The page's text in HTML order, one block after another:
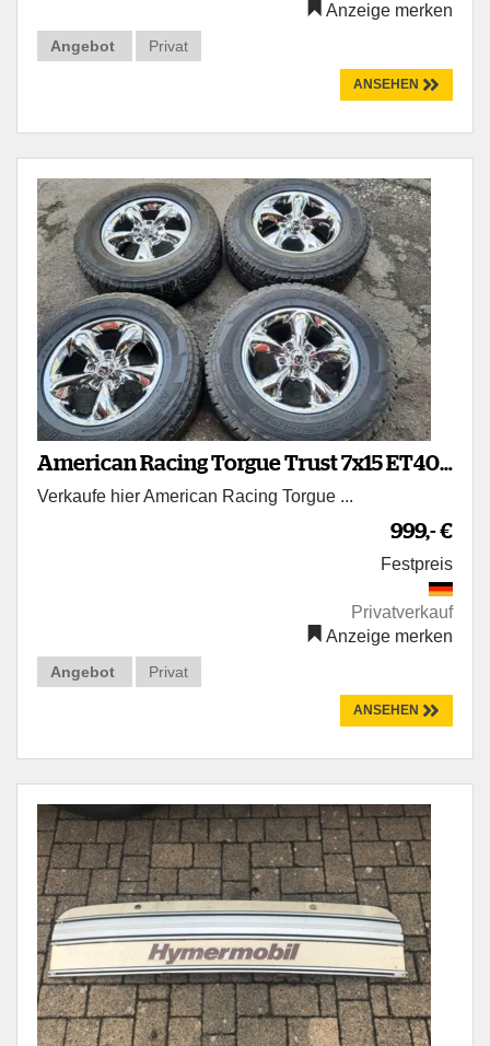
Anzeige merken
Angebot Privat
ANSEHEN
American Racing Torgue Trust 7x15 ET40
5x4,75 Chevrolet Blazer
Verkaufe hier American Racing Torgue ...
999,- €
Festpreis
Privatverkauf
Anzeige merken
Angebot Privat
ANSEHEN